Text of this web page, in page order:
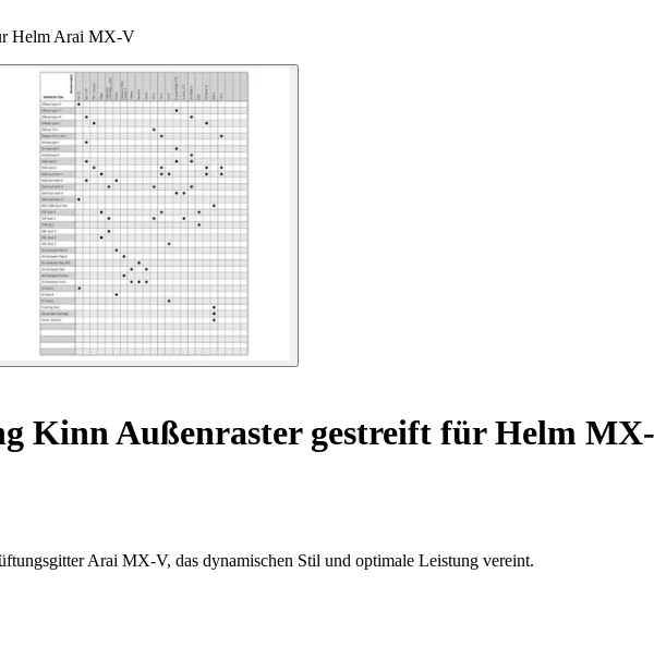
Helm Arai MX-V
Kinn Außenraster gestreift für Helm
Arai MX-V, das dynamischen Stil und optimale Leistung vereint.